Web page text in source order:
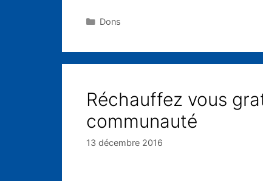
Dons
Réchauffez vous
communauté
13 décembre 2016